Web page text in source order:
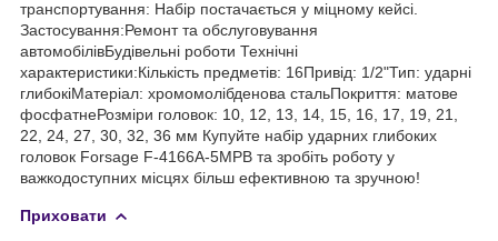
транспортування: Набір постачається у міцному кейсі.
Застосування:Ремонт та обслуговування
автомобілівБудівельні роботи Технічні
характеристики:Кількість предметів: 16Привід: 1/2"Тип: ударні
глибокіМатеріал: хромомолібденова стальПокриття: матове
фосфатнеРозміри головок: 10, 12, 13, 14, 15, 16, 17, 19, 21,
22, 24, 27, 30, 32, 36 мм Купуйте набір ударних глибоких
головок Forsage F-4166A-5MPB та зробіть роботу у
важкодоступних місцях більш ефективною та зручною!
Приховати